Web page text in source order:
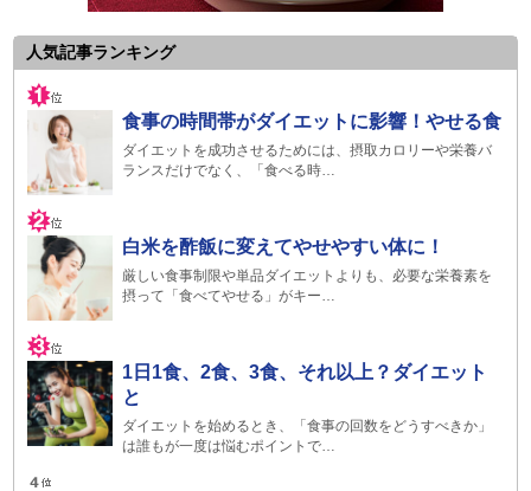
人気記事ランキング
食事の時間帯がダイエットに影響！やせる食
ダイエットを成功させるためには、摂取カロリーや栄養バ
ランスだけでなく、「食べる時…
白米を酢飯に変えてやせやすい体に！
厳しい食事制限や単品ダイエットよりも、必要な栄養素を
摂って「食べてやせる」がキー…
1日1食、2食、3食、それ以上？ダイエット
と
ダイエットを始めるとき、「食事の回数をどうすべきか」
は誰もが一度は悩むポイントで…